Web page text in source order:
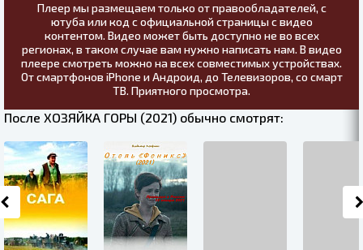
Плеер мы размещаем только от правообладателей, с
ютуба или код с официальной страницы с видео
контентом. Видео может быть доступно не во всех
регионах, в таком случае вам нужно написать нам. В видео
плеере смотреть можно на всех совместимых устройствах.
От смартфонов iPhone и Андроид, до Телевизоров, со смарт
ТВ. Приятного просмотра.
После ХОЗЯЙКА ГОРЫ (2021) обычно смотрят: